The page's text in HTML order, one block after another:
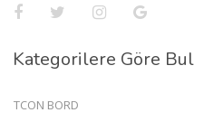
Kategorilere Göre Bul
TCON BORD